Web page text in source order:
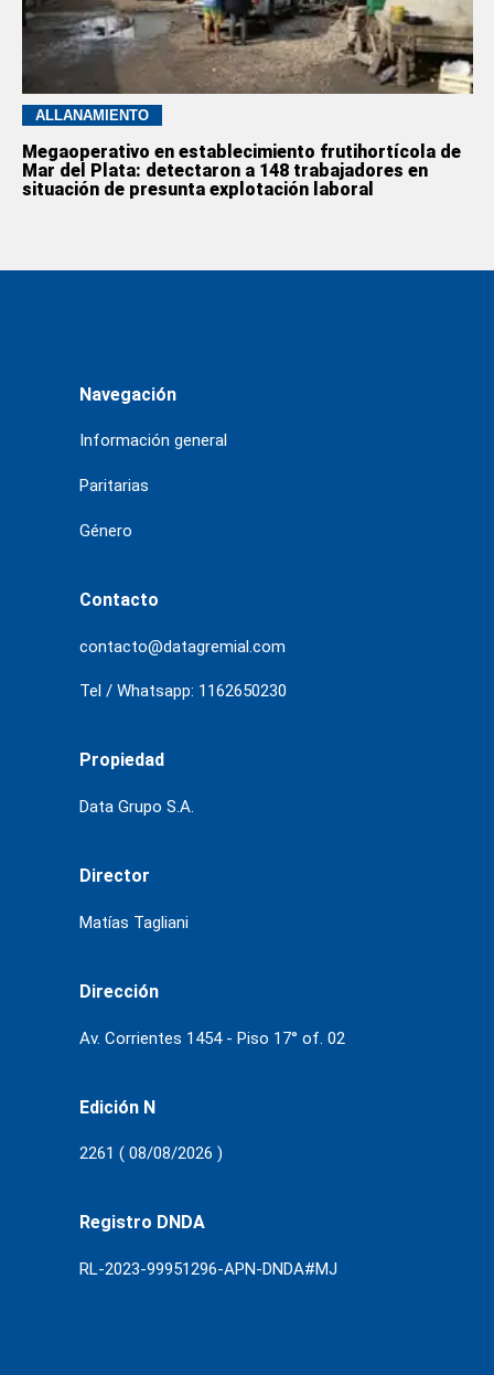
ALLANAMIENTO
Megaoperativo en establecimiento frutihortícola de
Mar del Plata: detectaron a 148 trabajadores en
situación de presunta explotación laboral
Navegación
Información general
Paritarias
Género
Contacto
contacto@datagremial.com
Tel / Whatsapp: 1162650230
Propiedad
Data Grupo S.A.
Director
Matías Tagliani
Dirección
Av. Corrientes 1454 - Piso 17° of. 02
Edición N
2261 ( 08/08/2026 )
Registro DNDA
RL-2023-99951296-APN-DNDA#MJ